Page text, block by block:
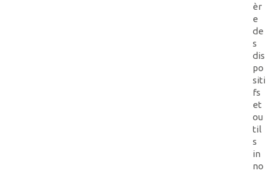
èr
e
de
s
dis
po
siti
fs
et
ou
til
s
in
no